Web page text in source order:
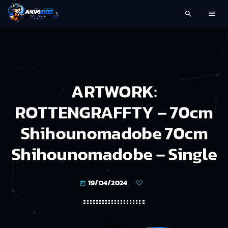
search menu
ARTWORK:
ROTTENGRAFFTY – 70cm
Shihounomadobe 70cm
Shihounomadobe – Single
today 19/04/2024